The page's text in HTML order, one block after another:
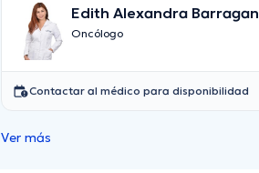
Edith Alexandra Barragan
Camacho
Oncólogo
Contactar al médico para disponibilidad
Ver más